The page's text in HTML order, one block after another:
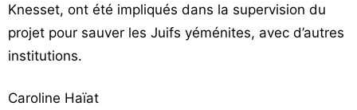
Knesset, ont été impliqués dans la supervision du
projet pour sauver les Juifs yéménites, avec d’autres
institutions.
Caroline Haïat